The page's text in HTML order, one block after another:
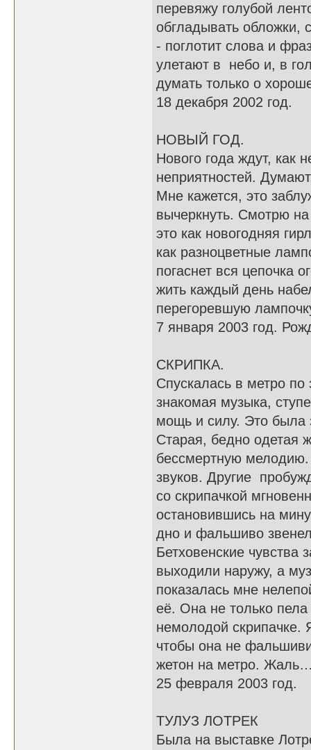
перевяжу голубой
обгладывать обложки,
- поглотит слова и
улетают в небо и, в
думать только о
18 декабря 2002 год.
НОВЫЙ ГОД.
Нового года ждут, как
неприятностей.
Мне кажется, это
вычеркнуть. Смотрю
это как новогодняя
как разноцветные
погаснет вся цепочка
жить каждый день
перегоревшую
7 января 2003 год.
СКРИПКА.
Спускалась в метро по
знакомая музыка,
мощь и силу. Это была
Старая, бедно одетая
бессмертную
звуков. Другие
со скрипачкой
остановившись на
дно и фальшиво
Бетховенские
выходили наружу, а
показалась мне
её. Она не только
немолодой скрипачке.
чтобы она не
жетон на метро.
25 февраля 2003 год.
ТУЛУЗ ЛОТРЕК
Была на выставке